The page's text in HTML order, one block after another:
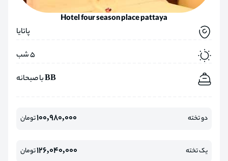
Hotel four season place pattaya
پاتایا
5 شب
BB با صبحانه
دو تخته 100,980,000تومان
یک تخته 126,040,000تومان